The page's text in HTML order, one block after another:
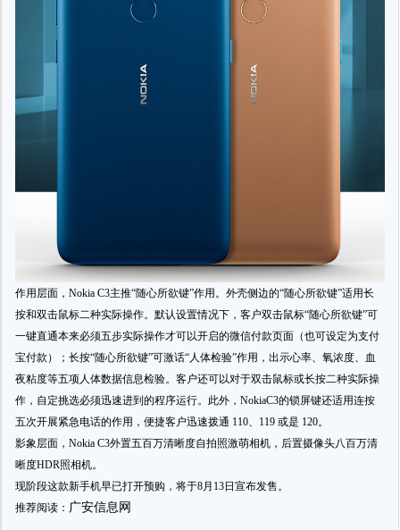
作用层面，Nokia C3主推“随心所欲键”作用。外壳侧边的“随心所欲键”适用长
按和双击鼠标二种实际操作。默认设置情况下，客户双击鼠标“随心所欲键”可
一键直通本来必须五步实际操作才可以开启的微信付款页面（也可设定为支付
宝付款）；长按“随心所欲键”可激话“人体检验”作用，出示心率、氧浓度、血
夜粘度等五项人体数据信息检验。客户还可以对于双击鼠标或长按二种实际操
作，自定挑选必须迅速进到的程序运行。此外，NokiaC3的锁屏键还适用连按
五次开展紧急电话的作用，便捷客户迅速拨通 110、119 或是 120。
影象层面，Nokia C3外置五百万清晰度自拍照激萌相机，后置摄像头八百万清
晰度HDR照相机。
现阶段这款新手机早已打开预购，将于8月13日宣布发售。
推荐阅读： 广安信息网